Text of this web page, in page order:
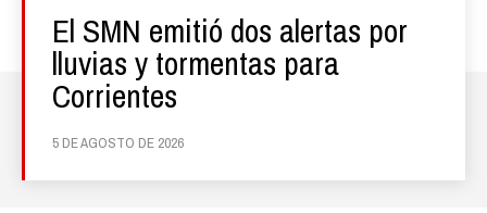
El SMN emitió dos alertas por
lluvias y tormentas para
Corrientes
5 DE AGOSTO DE 2026